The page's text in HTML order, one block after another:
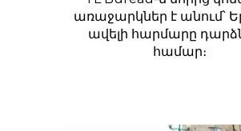
առաջարկներ է անում՝
ավելի հարմարը
համար։